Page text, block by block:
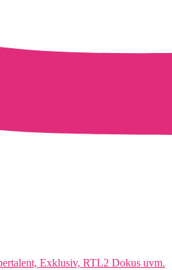
Exklusiv, RTL2 Dokus uvm.